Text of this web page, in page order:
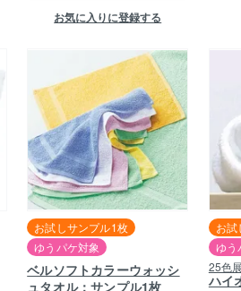
お気に入りに登録する
お試しサンプル1枚
ゆうパケ対象
ベルソフトカラーウォッシ
ュタオル：サンプル1枚
お
ゆう
25色
ハイ